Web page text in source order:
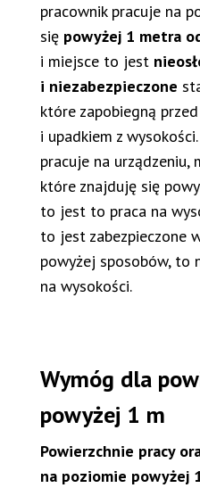
pracownik pracuje na
się powyżej 1 metra
i miejsce to jest
i niezabezpieczone
które zapobiegną
i upadkiem z
pracuje na urządzeniu,
które znajduję się
to jest to praca na
to jest zabezpieczone
powyżej sposobów, to
na wysokości.
Wymóg dla
powyżej 1 m
Powierzchnie pracy
na poziomie powyżej